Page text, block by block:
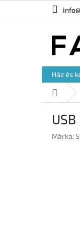
Ház és
Márka: